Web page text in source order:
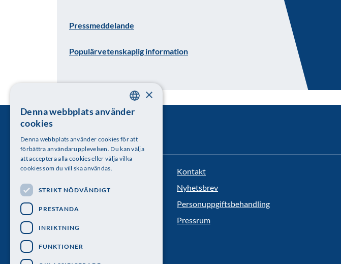
Pressmeddelande
Populärvetenskaplig information
Kungl. Vetenskapsakademien
Besöksadress: Lilla Frescativägen 4A
Telefon: 08-673 95 00
Kontakt
Nyhetsbrev
Personuppgiftsbehandling
Pressrum
SWEDISH
×
Denna webbplats använder
cookies
Denna webbplats använder cookies för att
förbättra användarupplevelsen. Du kan välja
att acceptera alla cookies eller välja vilka
cookies som du vill ska användas.
STRIKT NÖDVÄNDIGT
PRESTANDA
INRIKTNING
FUNKTIONER